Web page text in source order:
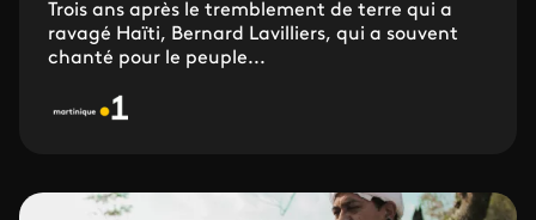
Trois ans après le tremblement de terre qui a
ravagé Haïti, Bernard Lavilliers, qui a souvent
chanté pour le peuple...